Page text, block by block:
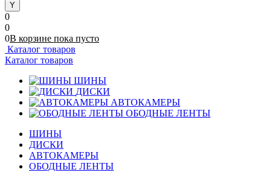
0
0
0В корзине пока пусто
Каталог товаров
Каталог товаров
ШИНЫ
ДИСКИ
АВТОКАМЕРЫ
ОБОДНЫЕ ЛЕНТЫ
ШИНЫ
ДИСКИ
АВТОКАМЕРЫ
ОБОДНЫЕ ЛЕНТЫ